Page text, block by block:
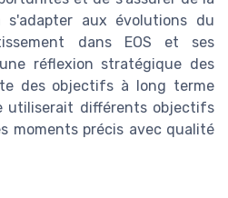
aux évolutions du
dans EOS et ses
réflexion stratégique des
des objectifs à long terme
utiliserait différents objectifs
moments précis avec qualité